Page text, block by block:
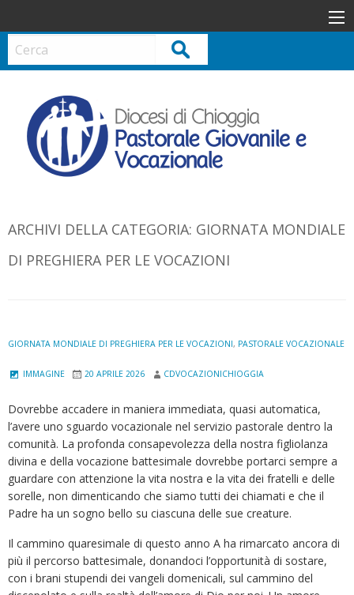
k
p
Cerca
ARCHIVI DELLA CATEGORIA: GIORNATA MONDIALE
DI PREGHIERA PER LE VOCAZIONI
GIORNATA MONDIALE DI PREGHIERA PER LE VOCAZIONI, PASTORALE VOCAZIONALE
IMMAGINE 20 APRILE 2026 CDVOCAZIONICHIOGGIA
Dovrebbe accadere in maniera immediata, quasi automatica,
l’avere uno sguardo vocazionale nel servizio pastorale dentro la
comunità. La profonda consapevolezza della nostra figliolanza
divina e della vocazione battesimale dovrebbe portarci sempre a
guardare con attenzione la vita nostra e la vita dei fratelli e delle
sorelle, non dimenticando che siamo tutti dei chiamati e che il
Padre ha un sogno bello su ciascuna delle sue creature.
Il cammino quaresimale di questo anno A ha rimarcato ancora di
più il percorso battesimale, donandoci l’opportunità di sostare,
con i brani stupendi dei vangeli domenicali, sul cammino del